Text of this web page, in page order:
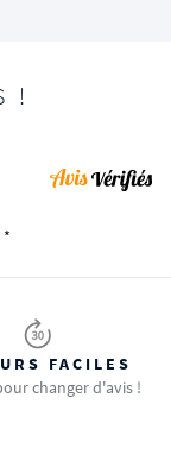
!
*
FACILES
changer d'avis !